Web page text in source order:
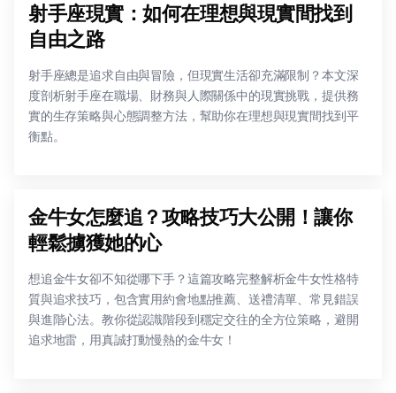
射手座現實：如何在理想與現實間找到
自由之路
射手座總是追求自由與冒險，但現實生活卻充滿限制？本文深
度剖析射手座在職場、財務與人際關係中的現實挑戰，提供務
實的生存策略與心態調整方法，幫助你在理想與現實間找到平
衡點。
金牛女怎麼追？攻略技巧大公開！讓你
輕鬆擄獲她的心
想追金牛女卻不知從哪下手？這篇攻略完整解析金牛女性格特
質與追求技巧，包含實用約會地點推薦、送禮清單、常見錯誤
與進階心法。教你從認識階段到穩定交往的全方位策略，避開
追求地雷，用真誠打動慢熱的金牛女！